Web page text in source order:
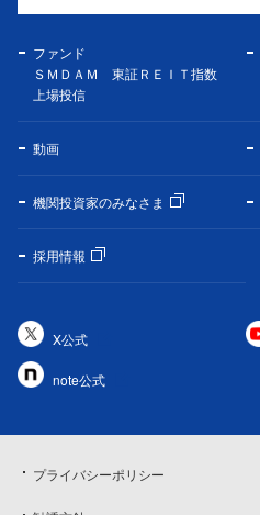
ファンド
ＳＭＤＡＭ 東証ＲＥＩＴ指数
上場投信
動画
機関投資家のみなさま
採用情報
X公式
note公式
プライバシーポリシー